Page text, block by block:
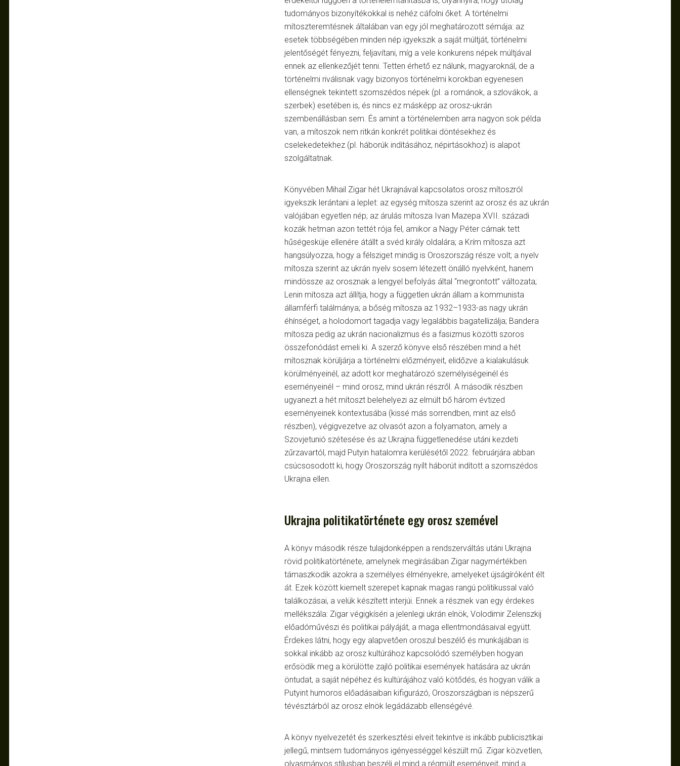
tudományos bizonyítékokkal is nehéz cáfolni őket. A történelmi
mítoszteremtésnek általában van egy jól meghatározott sémája: az
esetek többségében minden nép igyekszik a saját múltját, történelmi
jelentőségét fényezni, feljavítani, míg a vele konkurens népek múltjával
ennek az ellenkezőjét tenni. Tetten érhető ez nálunk, magyaroknál, de a
történelmi riválisnak vagy bizonyos történelmi korokban egyenesen
ellenségnek tekintett szomszédos népek (pl. a románok, a szlovákok, a
szerbek) esetében is, és nincs ez másképp az orosz-ukrán
szembenállásban sem. És amint a történelemben arra nagyon sok példa
van, a mítoszok nem ritkán konkrét politikai döntésekhez és
cselekedetekhez (pl. háborúk indításához, népirtásokhoz) is alapot
szolgáltatnak.
Könyvében Mihail Zigar hét Ukrajnával kapcsolatos orosz mítoszról
igyekszik lerántani a leplet: az egység mítosza szerint az orosz és az ukrán
valójában egyetlen nép; az árulás mítosza Ivan Mazepa XVII. századi
kozák hetman azon tettét rója fel, amikor a Nagy Péter cárnak tett
hűségesküje ellenére átállt a svéd király oldalára; a Krím mítosza azt
hangsúlyozza, hogy a félsziget mindig is Oroszország része volt; a nyelv
mítosza szerint az ukrán nyelv sosem létezett önálló nyelvként, hanem
mindössze az orosznak a lengyel befolyás által “megrontott” változata;
Lenin mítosza azt állítja, hogy a független ukrán állam a kommunista
államférfi találmánya; a bőség mítosza az 1932–1933-as nagy ukrán
éhínséget, a holodomort tagadja vagy legalábbis bagatellizálja; Bandera
mítosza pedig az ukrán nacionalizmus és a fasizmus közötti szoros
összefonódást emeli ki. A szerző könyve első részében mind a hét
mítosznak körüljárja a történelmi előzményeit, elidőzve a kialakulásuk
körülményeinél, az adott kor meghatározó személyiségeinél és
eseményeinél – mind orosz, mind ukrán részről. A második részben
ugyanezt a hét mítoszt belehelyezi az elmúlt bő három évtized
eseményeinek kontextusába (kissé más sorrendben, mint az első
részben), végigvezetve az olvasót azon a folyamaton, amely a
Szovjetunió szétesése és az Ukrajna függetlenedése utáni kezdeti
zűrzavartól, majd Putyin hatalomra kerülésétől 2022. februárjára abban
csúcsosodott ki, hogy Oroszország nyílt háborút indított a szomszédos
Ukrajna ellen.
Ukrajna politikatörténete egy orosz szemével
A könyv második része tulajdonképpen a rendszerváltás utáni Ukrajna
rövid politikatörténete, amelynek megírásában Zigar nagymértékben
támaszkodik azokra a személyes élményekre, amelyeket újságíróként élt
át. Ezek között kiemelt szerepet kapnak magas rangú politikussal való
találkozásai, a velük készített interjúi. Ennek a résznek van egy érdekes
mellékszála: Zigar végigkíséri a jelenlegi ukrán elnök, Volodimir Zelenszkij
előadóművészi és politikai pályáját, a maga ellentmondásaival együtt.
Érdekes látni, hogy egy alapvetően oroszul beszélő és munkájában is
sokkal inkább az orosz kultúrához kapcsolódó személyben hogyan
erősödik meg a körülötte zajló politikai események hatására az ukrán
öntudat, a saját népéhez és kultúrájához való kötődés, és hogyan válik a
Putyint humoros előadásaiban kifigurázó, Oroszországban is népszerű
tévésztárból az orosz elnök legádázabb ellenségévé.
A könyv nyelvezetét és szerkesztési elveit tekintve is inkább publicisztikai
jellegű, mintsem tudományos igényességgel készült mű. Zigar közvetlen,
olvasmányos stílusban beszéli el mind a régmúlt eseményeit, mind a